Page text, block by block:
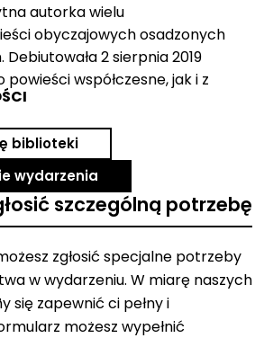
autorka wielu
obyczajowych osadzonych
Debiutowała 2 sierpnia 2019
współczesne, jak i z
biblioteki
wydarzenia
szczególną potrzebę
zgłosić specjalne potrzeby
w wydarzeniu. W miarę naszych
się zapewnić ci pełny i
możesz wypełnić